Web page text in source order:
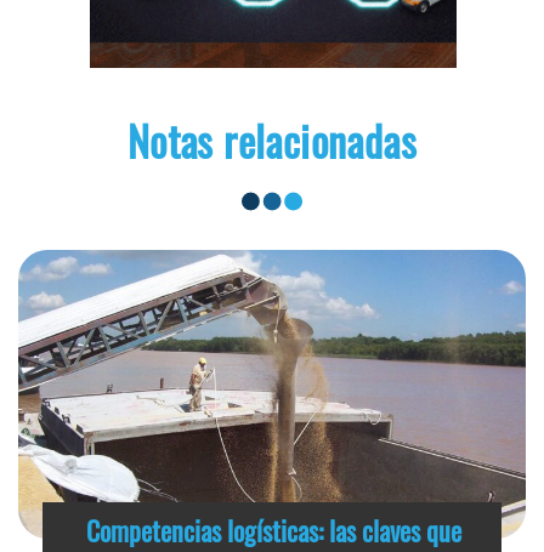
Notas relacionadas
Competencias logísticas: las claves que